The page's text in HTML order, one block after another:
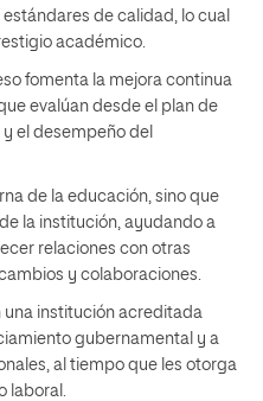
de calidad, lo cual
académico.
fomenta la mejora continua
evalúan desde el plan de
el desempeño del
de la educación, sino que
la institución, ayudando a
relaciones con otras
y colaboraciones.
una institución acreditada
gubernamental y a
al tiempo que les otorga
laboral.